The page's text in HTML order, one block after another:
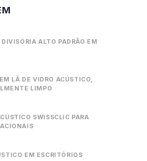
ALTO PADRÃO EM
LÃ DE VIDRO ACÚSTICO,
LIMPO
SWISSCLIC PARA
EM ESCRITÓRIOS